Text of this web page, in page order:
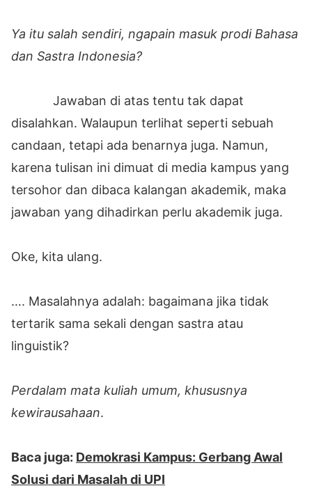
Ya itu salah sendiri, ngapain masuk prodi Bahasa
dan Sastra Indonesia?
Jawaban di atas tentu tak dapat
disalahkan. Walaupun terlihat seperti sebuah
candaan, tetapi ada benarnya juga. Namun,
karena tulisan ini dimuat di media kampus yang
tersohor dan dibaca kalangan akademik, maka
jawaban yang dihadirkan perlu akademik juga.
Oke, kita ulang.
…. Masalahnya adalah: bagaimana jika tidak
tertarik sama sekali dengan sastra atau
linguistik?
Perdalam mata kuliah umum, khususnya
kewirausahaan.
Baca juga: Demokrasi Kampus: Gerbang Awal
Solusi dari Masalah di UPI